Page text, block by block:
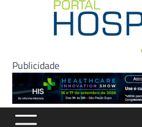
Publicidade